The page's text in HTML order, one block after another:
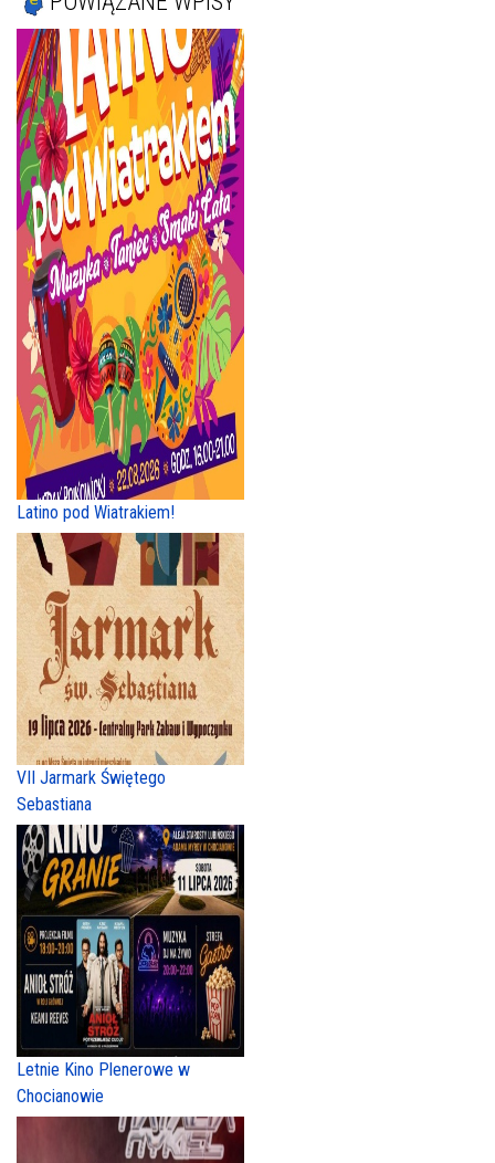
Latino pod Wiatrakiem!
VII Jarmark Świętego
Sebastiana
Letnie Kino Plenerowe w
Chocianowie